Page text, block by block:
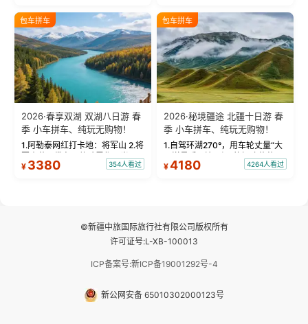
绝美瞬间。 赛湖坦克300跟车视
频：专业摄影师...
瓦人最大村落——禾木村，欣赏
晨雾与小木...
包车拼车
2026·春享双湖 双湖八日游 春
季 小车拼车、纯玩无购物！
1.阿勒泰网红打卡地：将军山 2.将
军山落日缆车，体验雪都风光 3.
将军山，夕阳派对，蹦迪party 4.
¥ 3380 354人看过
包车拼车
2026·秘境疆途 北疆十日游 春
季 小车拼车、纯玩无购物！
1.自驾环湖270°，用车轮丈量“大
西洋最后一滴眼泪”的极致蔚蓝，
让雪山、花海与深邃湖水在转弯
¥4180 4264人看过
©新疆中旅国际旅行社有限公司版权所有
许可证号:L-XB-100013
ICP备案号:新ICP备19001292号-4
新公网安备 65010302000123号